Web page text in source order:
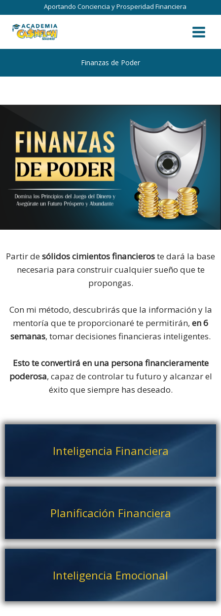
al
contenido
Aportando Conciencia y Prosperidad Financiera
Finanzas de Poder
Poradmin/agosto 24, 2024
Partir de sólidos cimientos financieroste dará la base
necesaria para construir cualquier sueño que te
propongas.
Con mi método, descubrirás que la información y la
mentoría que te proporcionaré te permitirán, en 6
semanas, tomar decisiones financieras inteligentes.
Esto te convertirá en una persona financieramente
poderosa, capaz de controlar tu futuro y alcanzar el
éxito que siempre has deseado.
Inteligencia Financiera
Planificación Financiera
Inteligencia Emocional